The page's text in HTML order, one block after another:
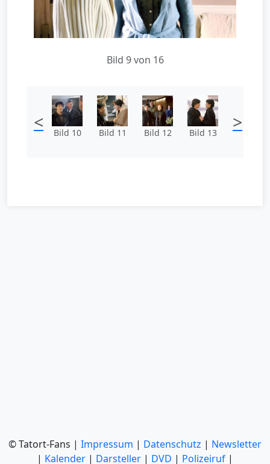
Bild 9 von 16
< Bild 10 Bild 11 Bild 12 Bild 13 >
© Tatort-Fans | Impressum | Datenschutz | Newsletter
| Kalender | Darsteller | DVD | Polizeiruf |